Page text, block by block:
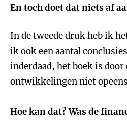
En toch doet dat niets af
In de tweede druk heb ik
ik ook een aantal
inderdaad, het boek is door
ontwikkelingen niet
Hoe kan dat? Was de